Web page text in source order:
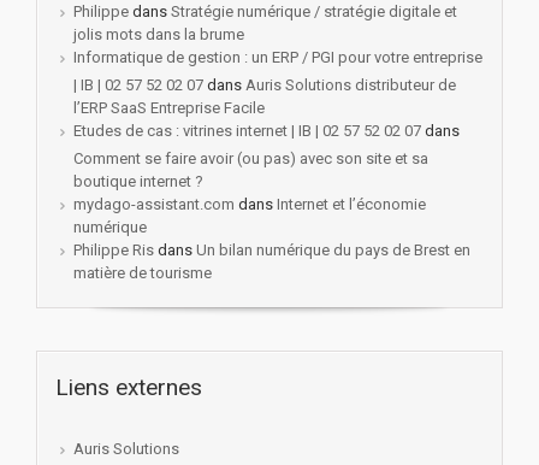
Philippe dans Stratégie numérique / stratégie digitale et
jolis mots dans la brume
Informatique de gestion : un ERP / PGI pour votre entreprise
| IB | 02 57 52 02 07 dans Auris Solutions distributeur de
l’ERP SaaS Entreprise Facile
Etudes de cas : vitrines internet | IB | 02 57 52 02 07 dans
Comment se faire avoir (ou pas) avec son site et sa
boutique internet ?
mydago-assistant.com dans Internet et l’économie
numérique
Philippe Ris dans Un bilan numérique du pays de Brest en
matière de tourisme
Liens externes
Auris Solutions